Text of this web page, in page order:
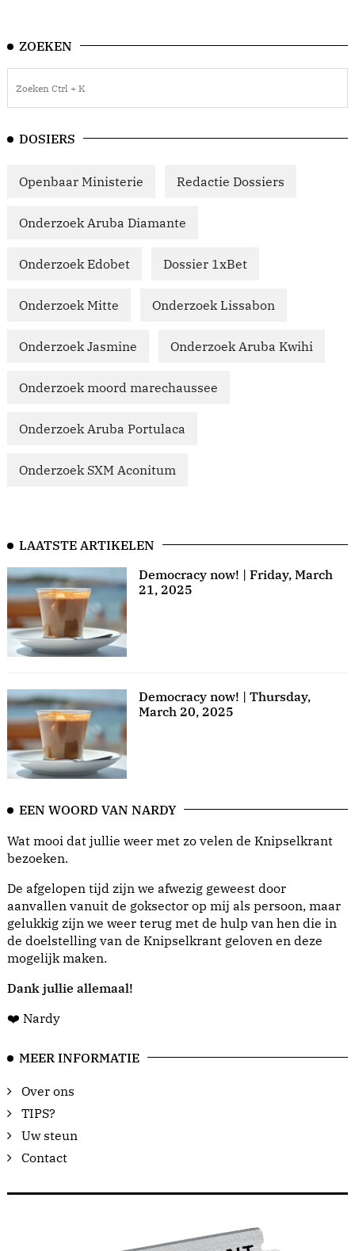
ZOEKEN
DOSIERS
Openbaar Ministerie Redactie Dossiers
Onderzoek Aruba Diamante
Onderzoek Edobet Dossier 1xBet
Onderzoek Mitte Onderzoek Lissabon
Onderzoek Jasmine Onderzoek Aruba Kwihi
Onderzoek moord marechaussee
Onderzoek Aruba Portulaca
Onderzoek SXM Aconitum
LAATSTE ARTIKELEN
Democracy now! | Friday, March
21, 2025
Democracy now! | Thursday,
March 20, 2025
EEN WOORD VAN NARDY
Wat mooi dat jullie weer met zo velen de Knipselkrant
bezoeken.
De afgelopen tijd zijn we afwezig geweest door
aanvallen vanuit de goksector op mij als persoon, maar
gelukkig zijn we weer terug met de hulp van hen die in
de doelstelling van de Knipselkrant geloven en deze
mogelijk maken.
Dank jullie allemaal!
❤️ Nardy
MEER INFORMATIE
Over ons
TIPS?
Uw steun
Contact